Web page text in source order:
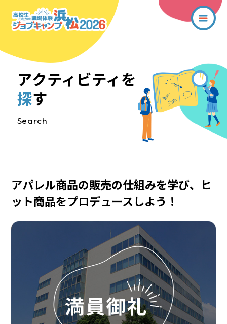
アクティビティを
探す
Search
アパレル商品の販売の仕組みを学び、ヒ
ット商品をプロデュースしよう！